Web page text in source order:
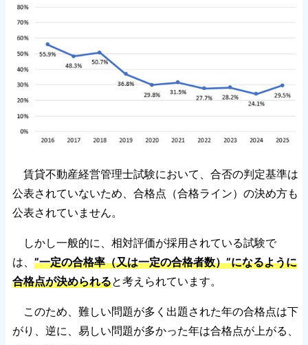
賃貸不動産経営管理士試験において、合否の判定基準は
公表されていないため、合格点（合格ライン）の決め方も
公表されていません。
しかし一般的に、相対評価が採用されている試験で
は、 ”一定の合格率（又は一定の合格者数）”になるように
合格点が決められると考えられています。
このため、難しい問題が多く出題された年の合格点は下
がり、逆に、易しい問題が多かった年は合格点が上がる、